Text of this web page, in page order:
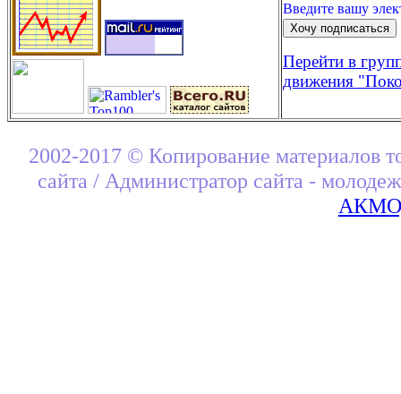
Введите вашу
Перейти в
движения
2002-2017 © Копирование материалов
сайта / Администратор сайта -